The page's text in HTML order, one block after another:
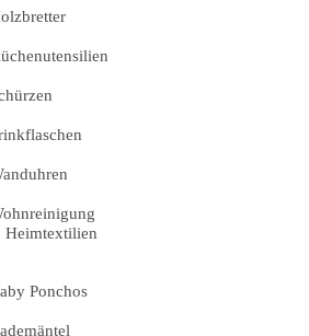
Heimtextilien
Ponchos